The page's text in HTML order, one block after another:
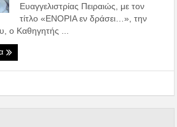
Ευαγγελιστρίας Πειραιώς, με τον
τίτλο «ΕΝΟΡΙΑ εν δράσει…», την
ο Καθηγητής ...